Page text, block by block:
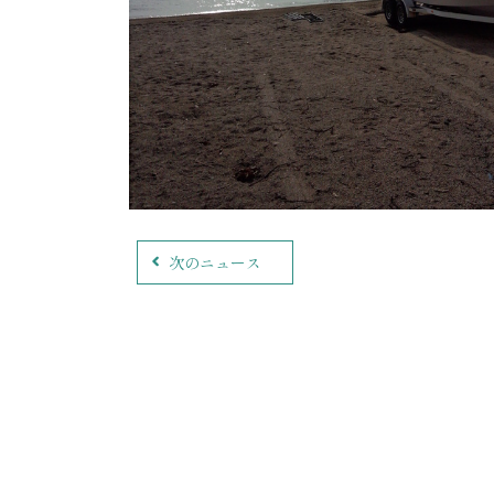
次のニュース